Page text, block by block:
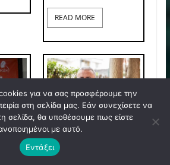
READ MORE
την
Ο Νίκος
Σερετάκης για τα
για να σας προσφέρουμε την
στη σελίδα μας. Εάν συνεχίσετε να
σελίδα, θα υποθέσουμε πως είστε
με αυτό.
Εντάξει